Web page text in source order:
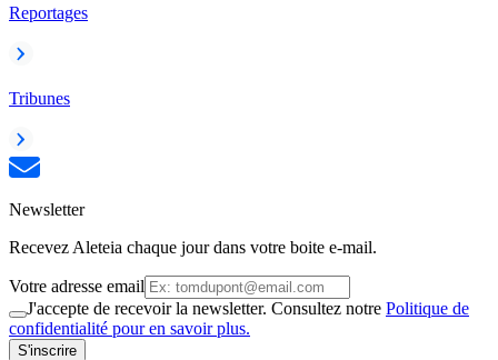
Reportages
Tribunes
Newsletter
Recevez Aleteia chaque jour dans votre boite e-mail.
Votre adresse email
J'accepte de recevoir la newsletter. Consultez notre Politique de
confidentialité pour en savoir plus.
S'inscrire